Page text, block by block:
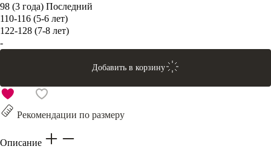
98 (3 года) Последний
110-116 (5-6 лет)
122-128 (7-8 лет)
-
Добавить в корзину
Рекомендации по размеру
Описание